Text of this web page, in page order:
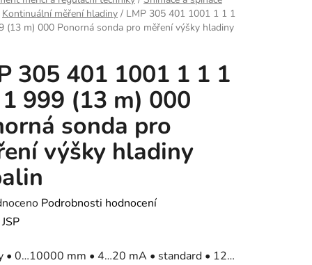
Kontinuální měření hladiny / LMP 305 401 1001 1 1 1
(13 m) 000 Ponorná sonda pro měření výšky hladiny
305 401 1001 1 1 1
999 (13 m) 000
sonda pro
výšky hladiny
Podrobnosti hodnocení
JSP
• 0…10000 mm • 4…20 mA • standard • 12…